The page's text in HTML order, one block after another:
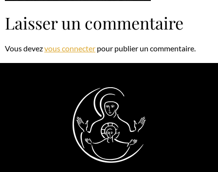
Laisser un commentaire
Vous devezvous connecter pour publier un commentaire.